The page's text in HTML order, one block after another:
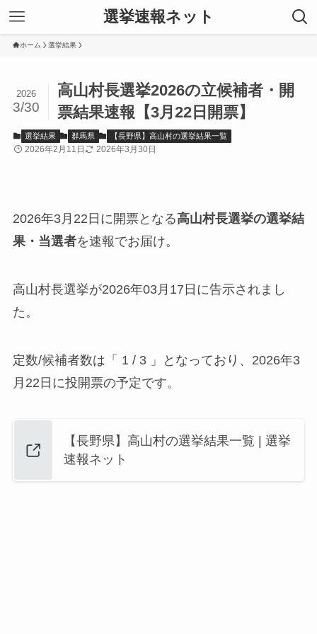
選挙速報ネット
ホーム 選挙結果
高山村長選挙2026の立候補者・開
票結果速報【3月22日開票】
2026
3/30
選挙結果 群馬県 【長野県】高山村の選挙結果一覧
2026年2月11日 2026年3月30日
2026年3月22日に開票となる高山村長選挙の選挙結
果・当選者を速報でお届け。
高山村長選挙が2026年03月17日に告示されまし
た。
定数/候補者数は「 1 / 3 」となっており、2026年3
月22日に投開票の予定です。
【長野県】高山村の選挙結果一覧 | 選挙
速報ネット